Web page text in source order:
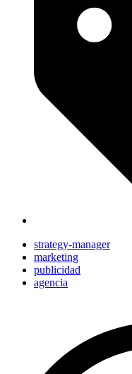
strategy-manager
marketing
publicidad
agencia